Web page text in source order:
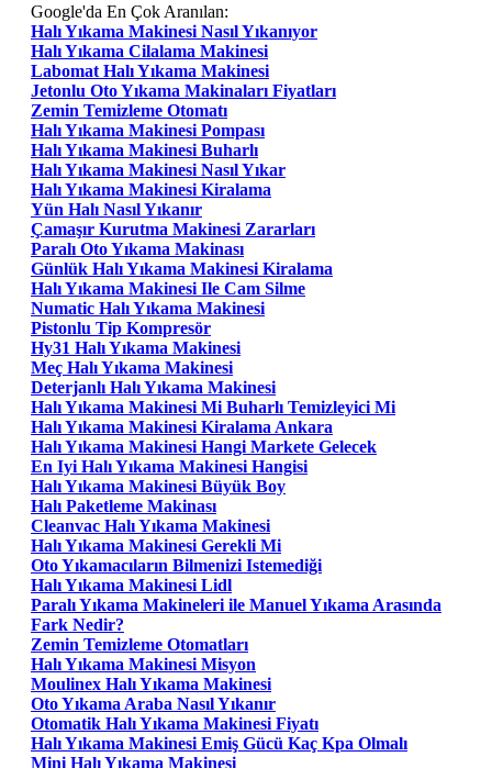
Google'da En Çok Aranılan:
Halı Yıkama Makinesi Nasıl Yıkanıyor
Halı Yıkama Cilalama Makinesi
Labomat Halı Yıkama Makinesi
Jetonlu Oto Yıkama Makinaları Fiyatları
Zemin Temizleme Otomatı
Halı Yıkama Makinesi Pompası
Halı Yıkama Makinesi Buharlı
Halı Yıkama Makinesi Nasıl Yıkar
Halı Yıkama Makinesi Kiralama
Yün Halı Nasıl Yıkanır
Çamaşır Kurutma Makinesi Zararları
Paralı Oto Yıkama Makinası
Günlük Halı Yıkama Makinesi Kiralama
Halı Yıkama Makinesi Ile Cam Silme
Numatic Halı Yıkama Makinesi
Pistonlu Tip Kompresör
Hy31 Halı Yıkama Makinesi
Meç Halı Yıkama Makinesi
Deterjanlı Halı Yıkama Makinesi
Halı Yıkama Makinesi Mi Buharlı Temizleyici Mi
Halı Yıkama Makinesi Kiralama Ankara
Halı Yıkama Makinesi Hangi Markete Gelecek
En Iyi Halı Yıkama Makinesi Hangisi
Halı Yıkama Makinesi Büyük Boy
Halı Paketleme Makinası
Cleanvac Halı Yıkama Makinesi
Halı Yıkama Makinesi Gerekli Mi
Oto Yıkamacıların Bilmenizi Istemediği
Halı Yıkama Makinesi Lidl
Paralı Yıkama Makineleri ile Manuel Yıkama Arasında
Fark Nedir?
Zemin Temizleme Otomatları
Halı Yıkama Makinesi Misyon
Moulinex Halı Yıkama Makinesi
Oto Yıkama Araba Nasıl Yıkanır
Otomatik Halı Yıkama Makinesi Fiyatı
Halı Yıkama Makinesi Emiş Gücü Kaç Kpa Olmalı
Mini Halı Yıkama Makinesi